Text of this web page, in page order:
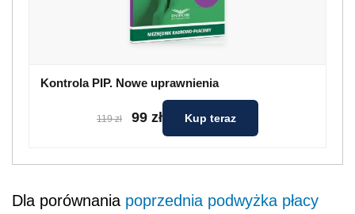
Kontrola PIP. Nowe uprawnienia
119 zł 99 zł Kup teraz
Dla porównania poprzednia podwyżka płacy